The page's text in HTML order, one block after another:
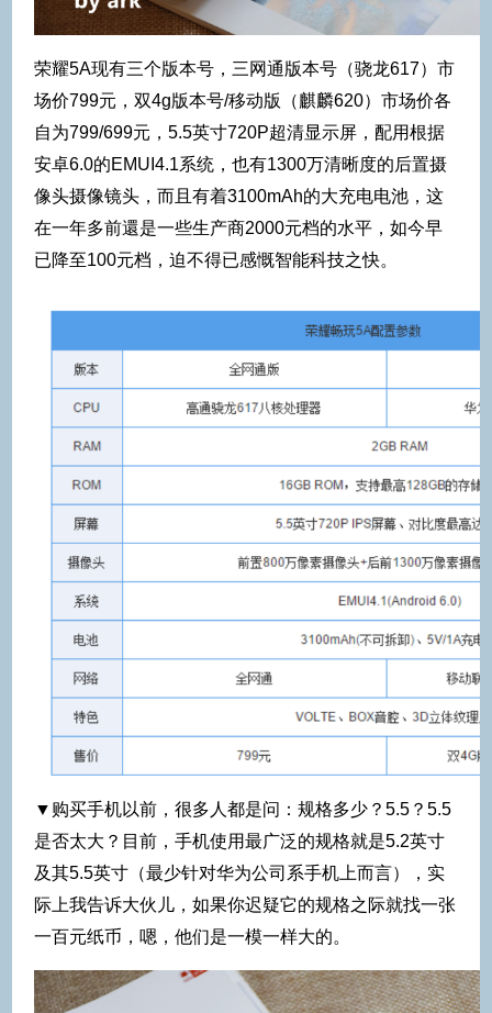
荣耀5A现有三个版本号，三网通版本号（骁龙617）市
场价799元，双4g版本号/移动版（麒麟620）市场价各
自为799/699元，5.5英寸720P超清显示屏，配用根据
安卓6.0的EMUI4.1系统，也有1300万清晰度的后置摄
像头摄像镜头，而且有着3100mAh的大充电电池，这
在一年多前還是一些生产商2000元档的水平，如今早
已降至100元档，迫不得已感慨智能科技之快。
▼购买手机以前，很多人都是问：规格多少？5.5？5.5
是否太大？目前，手机使用最广泛的规格就是5.2英寸
及其5.5英寸（最少针对华为公司系手机上而言），实
际上我告诉大伙儿，如果你迟疑它的规格之际就找一张
一百元纸币，嗯，他们是一模一样大的。